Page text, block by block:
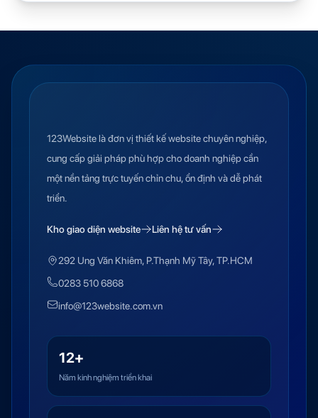
123Website là đơn vị thiết kế website chuyên nghiệp,
cung cấp giải pháp phù hợp cho doanh nghiệp cần
một nền tảng trực tuyến chỉn chu, ổn định và dễ phát
triển.
Kho giao diện website Liên hệ tư vấn
292 Ung Văn Khiêm, P.Thạnh Mỹ Tây, TP.HCM
0283 510 6868
info@123website.com.vn
12+
Năm kinh nghiệm triển khai